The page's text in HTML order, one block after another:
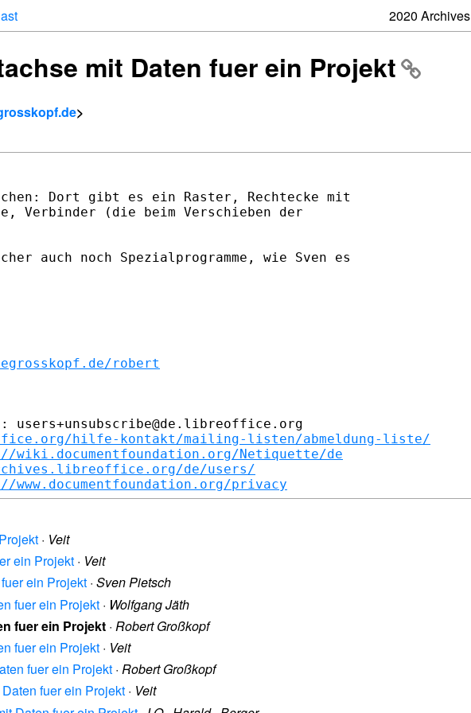
2020 Archives
mit Daten fuer ein Projekt
>
Dort gibt es ein Raster, Rechtecke mit
Verbinder (die beim Verschieben der
auch noch Spezialprogramme, wie Sven es
robert
users+unsubscribe@de.libreoffice.org
hilfe-kontakt/mailing-listen/abmeldung-liste/
wiki.documentfoundation.org/Netiquette/de
de/users/
www.documentfoundation.org/privacy
· Veit
ein Projekt · Veit
ein Projekt · Sven Pietsch
fuer ein Projekt · Wolfgang Jäth
fuer ein Projekt · Robert Großkopf
fuer ein Projekt · Veit
fuer ein Projekt · Robert Großkopf
fuer ein Projekt · Veit